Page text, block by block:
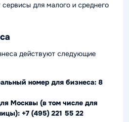
сервисы для малого и среднего
действуют следующие
номер для бизнеса: 8
Москвы (в том числе для
+7 (495) 221 55 22